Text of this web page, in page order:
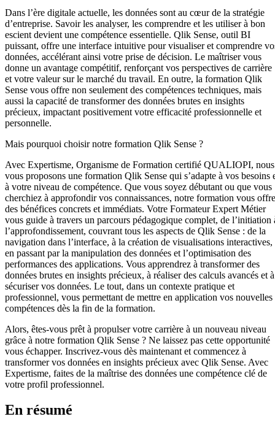
Dans l’ère digitale actuelle, les données sont au cœur de la stratégie
d’entreprise. Savoir les analyser, les comprendre et les utiliser à bon
escient devient une compétence essentielle. Qlik Sense, outil BI
puissant, offre une interface intuitive pour visualiser et comprendre
données, accélérant ainsi votre prise de décision. Le maîtriser vous
donne un avantage compétitif, renforçant vos perspectives de carrière
et votre valeur sur le marché du travail. En outre, la formation Qlik
Sense vous offre non seulement des compétences techniques, mais
aussi la capacité de transformer des données brutes en insights
précieux, impactant positivement votre efficacité professionnelle et
personnelle.
Mais pourquoi choisir notre formation Qlik Sense ?
Avec Expertisme, Organisme de Formation certifié QUALIOPI, nous
vous proposons une formation Qlik Sense qui s’adapte à vos besoins
à votre niveau de compétence. Que vous soyez débutant ou que vous
cherchiez à approfondir vos connaissances, notre formation vous offre
des bénéfices concrets et immédiats. Votre Formateur Expert Métier
vous guide à travers un parcours pédagogique complet, de l’initiation
l’approfondissement, couvrant tous les aspects de Qlik Sense : de la
navigation dans l’interface, à la création de visualisations interactives,
en passant par la manipulation des données et l’optimisation des
performances des applications. Vous apprendrez à transformer des
données brutes en insights précieux, à réaliser des calculs avancés et à
sécuriser vos données. Le tout, dans un contexte pratique et
professionnel, vous permettant de mettre en application vos nouvelles
compétences dès la fin de la formation.
Alors, êtes-vous prêt à propulser votre carrière à un nouveau niveau
grâce à notre formation Qlik Sense ? Ne laissez pas cette opportunité
vous échapper. Inscrivez-vous dès maintenant et commencez à
transformer vos données en insights précieux avec Qlik Sense. Avec
Expertisme, faites de la maîtrise des données une compétence clé de
votre profil professionnel.
En résumé